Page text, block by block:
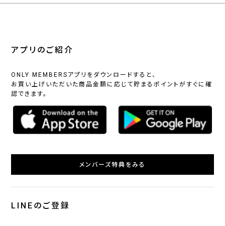
アプリのご紹介
ONLY MEMBERSアプリをダウンロードすると、
お買い上げいただいた商品金額に応じて貯まるポイントがすぐに確
認できます。
メンバーズ特典をみる
LINEのご登録